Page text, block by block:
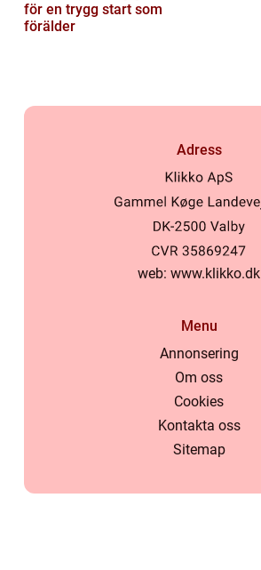
för en trygg start som
förälder
Adress
web: www.klikko.dk
Menu
Annonsering
Om oss
Cookies
Kontakta oss
Sitemap